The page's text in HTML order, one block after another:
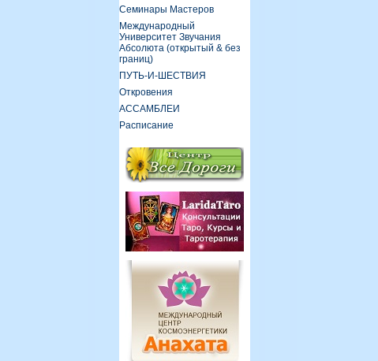
Семинары Мастеров
Международный
Университет Звучания
Абсолюта (открытый & без
границ)
ПУТЬ-И-ШЕСТВИЯ
Откровения
АССАМБЛЕИ
Расписание